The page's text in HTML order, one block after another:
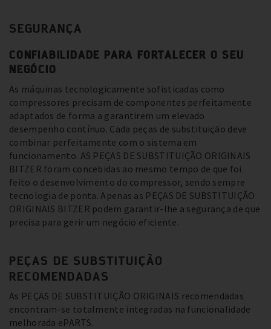
SEGURANÇA
CONFIABILIDADE PARA FORTALECER O SEU
NEGÓCIO
As máquinas tecnologicamente sofisticadas como
compressores precisam de componentes perfeitamente
adaptados de forma a garantirem um elevado
desempenho contínuo. Cada peças de substituição deve
combinar perfeitamente com o sistema em
funcionamento. AS PEÇAS DE SUBSTITUIÇÃO ORIGINAIS
BITZER foram concebidas ao mesmo tempo de que foi
feito o desenvolvimento do compressor, sendo sempre
tecnologia de ponta. Apenas as PEÇAS DE SUBSTITUIÇÃO
ORIGINAIS BITZER podem garantir-lhe a segurança de que
precisa para gerir um negócio eficiente.
PEÇAS DE SUBSTITUIÇÃO
RECOMENDADAS
As PEÇAS DE SUBSTITUIÇÃO ORIGINAIS recomendadas
encontram-se totalmente integradas na funcionalidade
melhorada ePARTS.